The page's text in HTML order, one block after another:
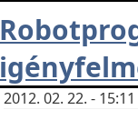
2012. 02. 22. -